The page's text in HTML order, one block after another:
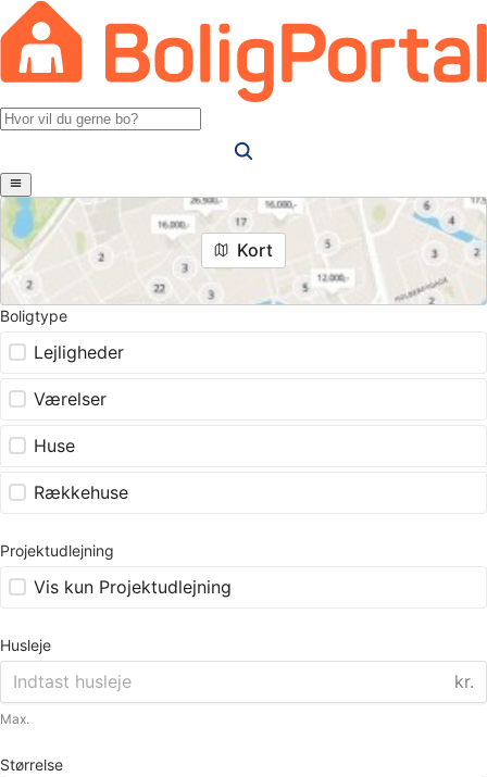
Kort
Boligtype
Lejligheder
Værelser
Huse
Rækkehuse
Projektudlejning
Vis kun Projektudlejning
Husleje
kr.
Max.
Størrelse